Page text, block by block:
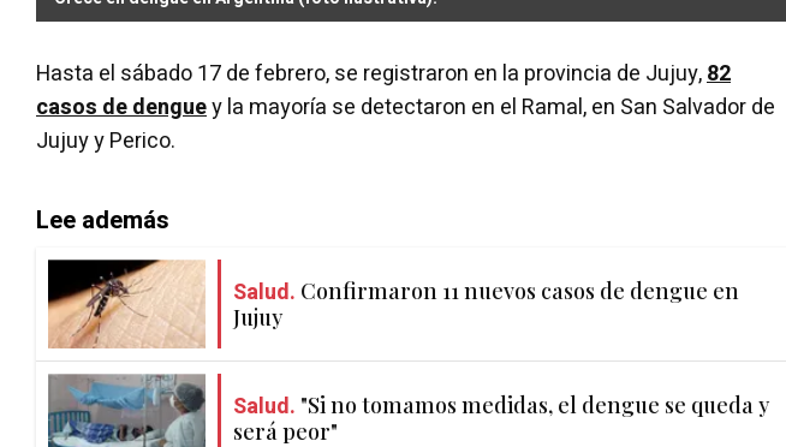
Hasta el sábado 17 de febrero, se registraron en la provincia de Jujuy,82
casos de denguey la mayoría se detectaron en el Ramal, en San Salvador de
Jujuy y Perico.
Lee además
Salud. Confirmaron 11 nuevos casos de dengue en
Jujuy
Salud. "Si no tomamos medidas, el dengue se queda y
será peor"